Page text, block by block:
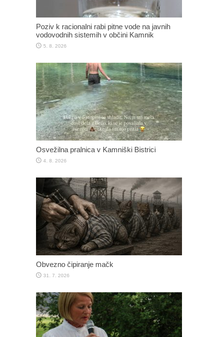
Poziv k racionalni rabi pitne vode na javnih
vodovodnih sistemih v občini Kamnik
5. 8. 2026
Osvežilna pralnica v Kamniški Bistrici
4. 8. 2026
Obvezno čipiranje mačk
31. 7. 2026